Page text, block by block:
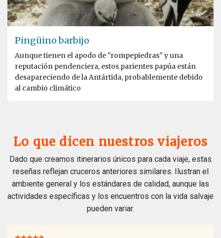
Pingüino barbijo
Aunque tienen el apodo de "rompepiedras" y una
reputación pendenciera, estos parientes papúa están
desapareciendo de la Antártida, probablemente debido
al cambio climático
Lo que dicen nuestros viajeros
Dado que creamos itinerarios únicos para cada viaje, estas
reseñas reflejan cruceros anteriores similares. Ilustran el
ambiente general y los estándares de calidad, aunque las
actividades específicas y los encuentros con la vida salvaje
pueden variar.